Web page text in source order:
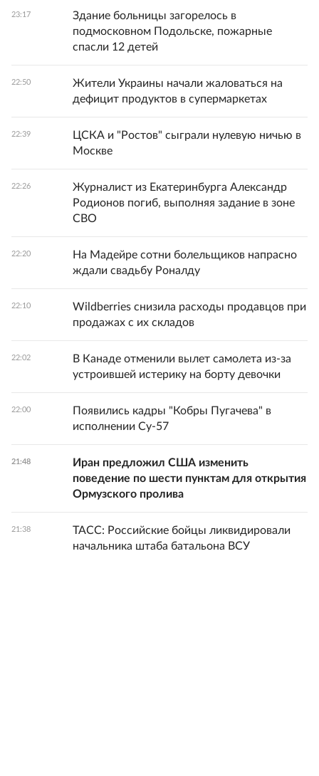
23:17
Здание больницы загорелось в
подмосковном Подольске, пожарные
спасли 12 детей
22:50
Жители Украины начали жаловаться на
дефицит продуктов в супермаркетах
22:39
ЦСКА и "Ростов" сыграли нулевую ничью в
Москве
22:26
Журналист из Екатеринбурга Александр
Родионов погиб, выполняя задание в зоне
СВО
22:20
На Мадейре сотни болельщиков напрасно
ждали свадьбу Роналду
22:10
Wildberries снизила расходы продавцов при
продажах с их складов
22:02
В Канаде отменили вылет самолета из-за
устроившей истерику на борту девочки
22:00
Появились кадры "Кобры Пугачева" в
исполнении Су-57
21:48
Иран предложил США изменить
поведение по шести пунктам для открытия
Ормузского пролива
21:38
ТАСС: Российские бойцы ликвидировали
начальника штаба батальона ВСУ